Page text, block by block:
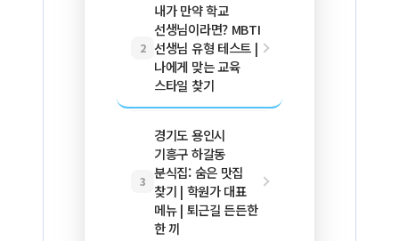
2
내가 만약 학교
선생님이라면? MBTI
선생님 유형 테스트 |
나에게 맞는 교육
스타일 찾기
3
경기도 용인시
기흥구 하갈동
분식집: 숨은 맛집
찾기 | 학원가 대표
메뉴 | 퇴근길 든든한
한 끼